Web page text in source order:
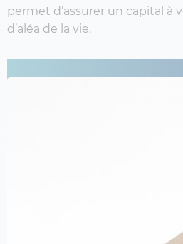
permet d’assurer un capital à
d’aléa de la vie.